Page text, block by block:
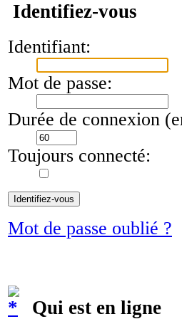
Identifiez-vous
Identifiant:
Mot de passe:
Durée de connexion
Toujours connecté:
Mot de passe oublié ?
Qui est en ligne